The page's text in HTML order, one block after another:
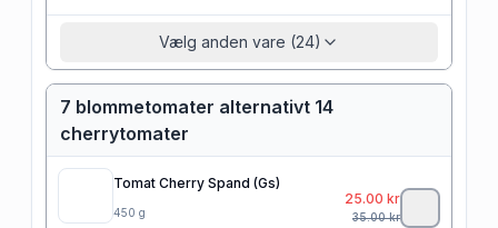
Vælg anden vare (24)
7 blommetomater alternativt 14
cherrytomater
Tomat Cherry Spand (Gs)
450 g
25.00 kr
35.00kr